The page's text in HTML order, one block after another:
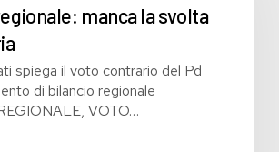
manca la svolta
spiega il voto contrario del Pd
di bilancio regionale
VOTO…